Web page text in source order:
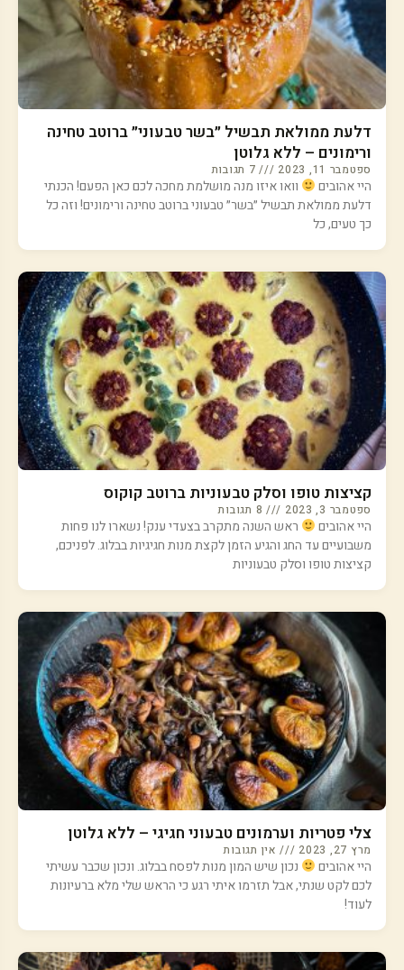
דלעת ממולאת תבשיל ״בשר טבעוני״ ברוטב טחינה
ורימונים – ללא גלוטן
ספטמבר 11, 2023 7 תגובות
היי אהובים
וואו איזו מנה מושלמת מחכה לכם כאן הפעם! הכנתי
דלעת ממולאת תבשיל ״בשר״ טבעוני ברוטב טחינה ורימונים! וזה כל
כך טעים, כל
קציצות טופו וסלק טבעוניות ברוטב קוקוס
ספטמבר 3, 2023
היי אהובים
ראש השנה מתקרב בצעדי ענק! נשארו לנו פחות
משבועיים עד החג והגיע הזמן לקצת מנות חגיגיות בבלוג. לפניכם,
קציצות טופו וסלק טבעוניות
צלי פטריות וערמונים טבעוני חגיגי – ללא גלוטן
מרץ 27, 2023 אין תגובות
היי אהובים
נכון שיש המון מנות לפסח בבלוג. ונכון שכבר עשיתי
לכם לקט שנתי, אבל תזרמו איתי רגע כי הראש שלי מלא ברעיונות
לעוד!